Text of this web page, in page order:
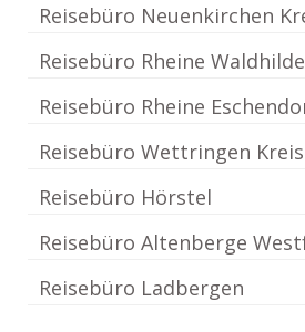
Reisebüro Neuenkirchen
Reisebüro Rheine
Reisebüro Rheine
Reisebüro Wettringen
Reisebüro Hörstel
Reisebüro Altenberge
Reisebüro Ladbergen